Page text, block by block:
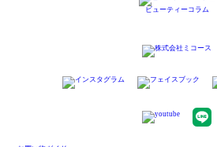
ビューティーコラム